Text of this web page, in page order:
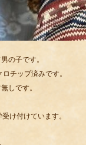
の子です。
チップ済みです。
しです。
け付けています。